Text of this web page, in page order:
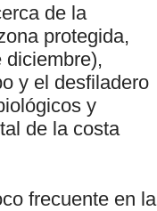
de la
protegida,
diciembre),
y el desfiladero
y
de la costa
frecuente en la